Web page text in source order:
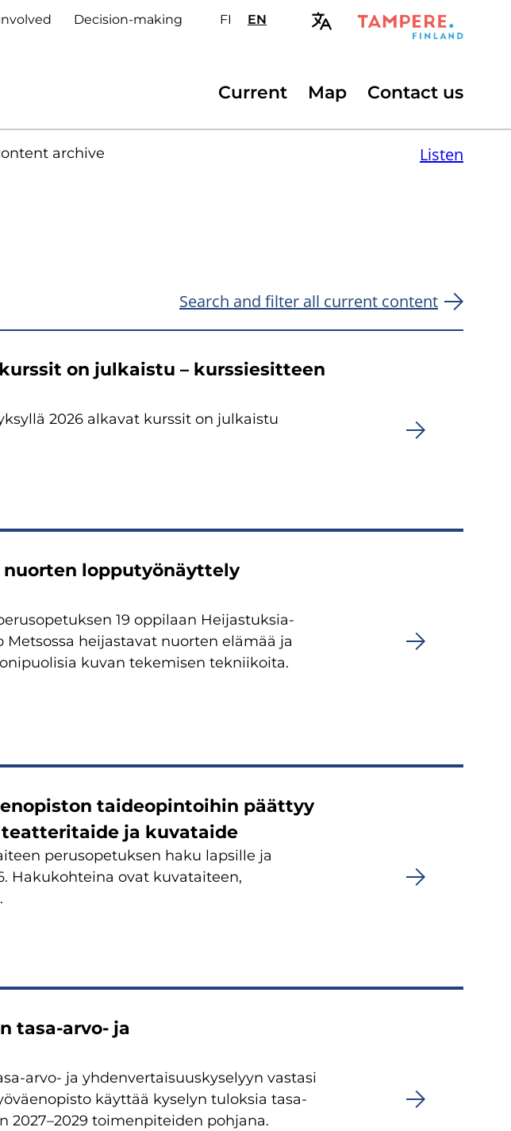
Decision-making FIValitse
ENSelect
Secondary
Current Map Contact us
archive Listen
Search and filter all current content
on julkaistu – kurssiesitteen
2026 alkavat kurssit on julkaistu
lopputyönäyttely
19 oppilaan Heijastuksia-
heijastavat nuorten elämää ja
kuvan tekemisen tekniikoita.
taideopintoihin päättyy
teatteritaide ja kuvataide
perusopetuksen haku lapsille ja
Hakukohteina ovat kuvataiteen,
tasa-arvo- ja
arvo- ja yhdenvertaisuuskyselyyn vastasi
käyttää kyselyn tuloksia tasa-
2027–2029 toimenpiteiden pohjana.